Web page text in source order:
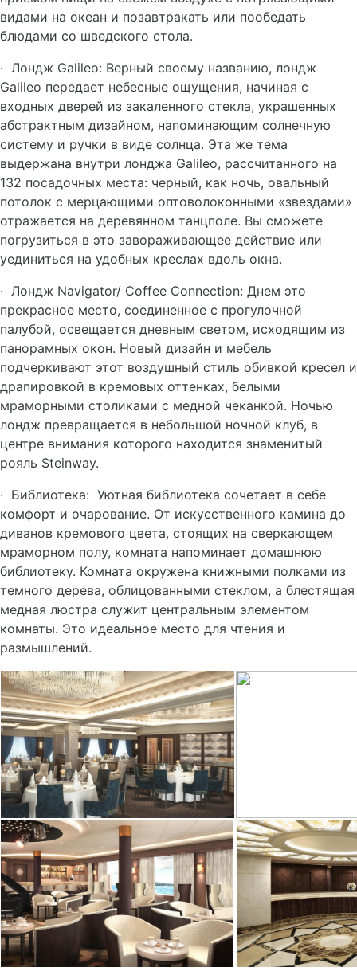
видами на океан и позавтракать или пообедать
блюдами со шведского стола.
· Лондж Galileo: Верный своему названию, лондж
Galileo передает небесные ощущения, начиная с
входных дверей из закаленного стекла, украшенных
абстрактным дизайном, напоминающим солнечную
систему и ручки в виде солнца. Эта же тема
выдержана внутри лонджа Galileo, рассчитанного на
132 посадочных места: черный, как ночь, овальный
потолок с мерцающими оптоволоконными «звездами»
отражается на деревянном танцполе. Вы сможете
погрузиться в это завораживающее действие или
уединиться на удобных креслах вдоль окна.
· Лондж Navigator/ Coffee Connection: Днем это
прекрасное место, соединенное с прогулочной
палубой, освещается дневным светом, исходящим из
панорамных окон. Новый дизайн и мебель
подчеркивают этот воздушный стиль обивкой кресел и
драпировкой в кремовых оттенках, белыми
мраморными столиками с медной чеканкой. Ночью
лондж превращается в небольшой ночной клуб, в
центре внимания которого находится знаменитый
рояль Steinway.
· Библиотека: Уютная библиотека сочетает в себе
комфорт и очарование. От искусственного камина до
диванов кремового цвета, стоящих на сверкающем
мраморном полу, комната напоминает домашнюю
библиотеку. Комната окружена книжными полками из
темного дерева, облицованными стеклом, а блестящая
медная люстра служит центральным элементом
комнаты. Это идеальное место для чтения и
размышлений.